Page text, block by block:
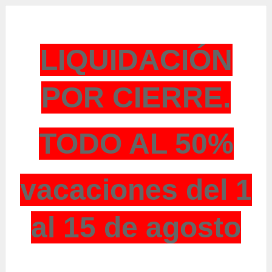
LIQUIDACIÓN
POR CIERRE.
TODO AL 50%
vacaciones del 1
al 15 de agosto